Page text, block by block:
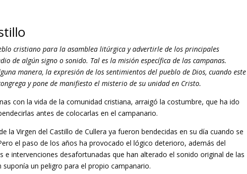
cristiano para la asamblea litúrgica y advertirle de los principales
de algún signo o sonido. Tal es la misión específica de las campanas.
manera, la expresión de los sentimientos del pueblo de Dios, cuando este
y pone de manifiesto el misterio de su unidad en Cristo.
con la vida de la comunidad cristiana, arraigó la costumbre, que ha ido
antes de colocarlas en el campanario.
la Virgen del Castillo de Cullera ya fueron bendecidas en su día cuando se
el paso de los años ha provocado el lógico deterioro, además del
intervenciones desafortunadas que han alterado el sonido original de las
un peligro para el propio campanario.